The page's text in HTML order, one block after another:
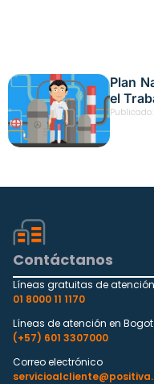
Plan
el
Publicado:
Contáctanos
Líneas gratuitas de
01 8000 11 1170
Líneas de atención en
(+57) 601 3307000
Correo electrónico